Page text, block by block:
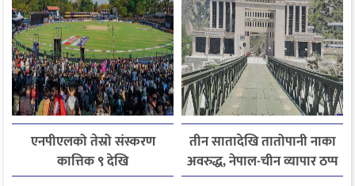
एनपीएलको तेस्रो संस्करण
कात्तिक ९ देखि
तीन सातादेखि तातोपानी नाका
अवरुद्ध, नेपाल-चीन व्यापार ठप्प